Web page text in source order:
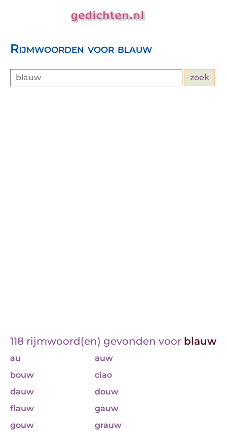
Rijmwoorden voor blauw
118 rijmwoord(en) gevonden voor blauw
au
auw
bouw
ciao
dauw
douw
flauw
gauw
gouw
grauw